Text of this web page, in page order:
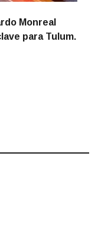
Monreal
para Tulum.